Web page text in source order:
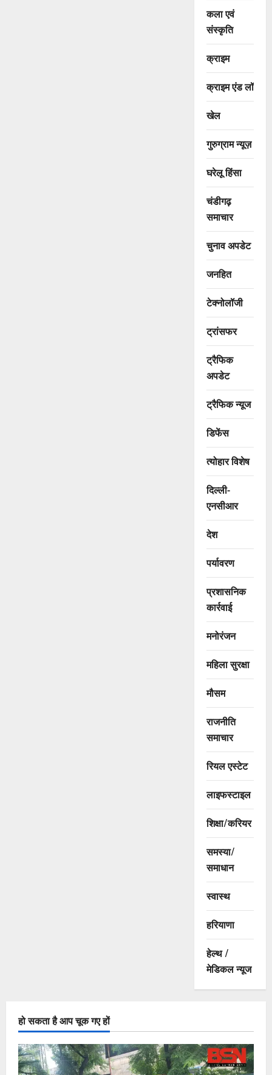
कला एवं
संस्कृति
क्राइम
क्राइम एंड लॉ
खेल
गुरुग्राम न्यूज़
घरेलू हिंसा
चंडीगढ़
समाचार
चुनाव अपडेट
जनहित
टेक्नोलॉजी
ट्रांसफर
ट्रैफिक
अपडेट
ट्रैफिक न्यूज
डिफेंस
त्योहार विशेष
दिल्ली-
एनसीआर
देश
पर्यावरण
प्रशासनिक
कार्रवाई
मनोरंजन
महिला सुरक्षा
मौसम
राजनीति
समाचार
रियल एस्टेट
लाइफस्टाइल
शिक्षा/करियर
समस्या/
समाधान
स्वास्थ
हरियाणा
हेल्थ /
मेडिकल न्यूज
हो सकता है आप चूक गए हों